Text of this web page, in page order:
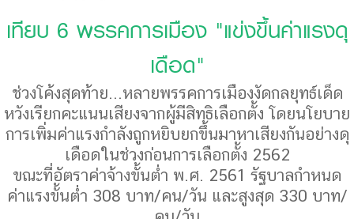
เทียบ 6 พรรคการเมือง "แข่งขึ้นค่าแรงดุ
เดือด"
ช่วงโค้งสุดท้าย...หลายพรรคการเมืองงัดกลยุทธ์เด็ด
หวังเรียกคะแนนเสียงจากผู้มีสิทธิเลือกตั้ง โดยนโยบาย
การเพิ่มค่าแรงกำลังถูกหยิบยกขึ้นมาหาเสียงกันอย่างดุ
เดือดในช่วงก่อนการเลือกตั้ง 2562
ขณะที่อัตราค่าจ้างขั้นต่ำ พ.ศ. 2561 รัฐบาลกำหนด
ค่าแรงขั้นต่ำ 308 บาท/คน/วัน และสูงสุด 330 บาท/